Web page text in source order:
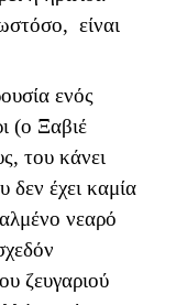
είναι
ενός
(ο Ξαβιέ
του κάνει
έχει καμία
νεαρό
ζευγαριού